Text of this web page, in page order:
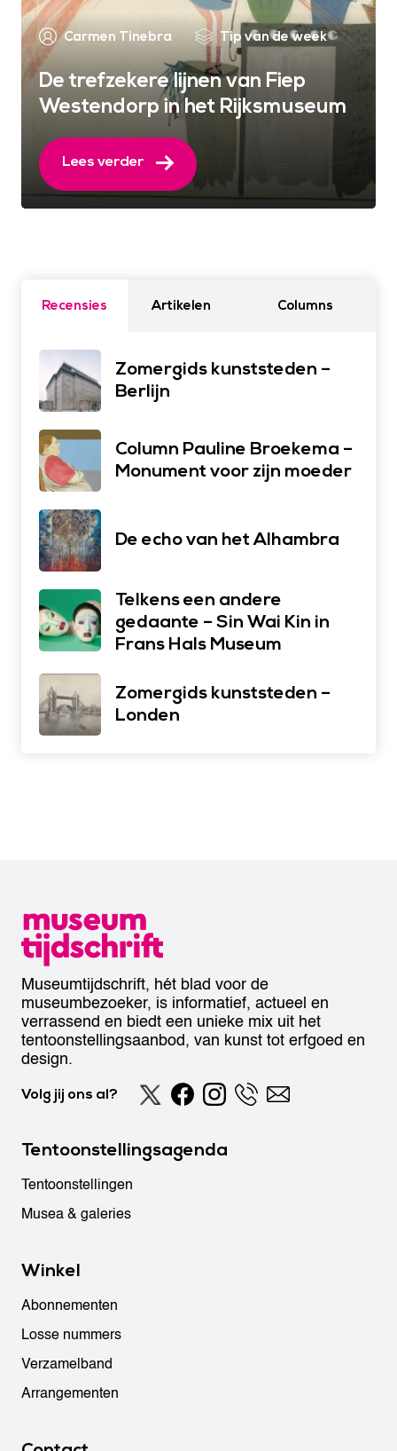
Carmen Tinebra Tip van de week
De trefzekere lijnen van Fiep
Westendorp in het Rijksmuseum
Lees verder
Recensies Artikelen Columns
Zomergids kunststeden –
Berlijn
Column Pauline Broekema –
Monument voor zijn moeder
De echo van het Alhambra
Telkens een andere
gedaante – Sin Wai Kin in
Frans Hals Museum
Zomergids kunststeden –
Londen
Museumtijdschrift, hét blad voor de
museumbezoeker, is informatief, actueel en
verrassend en biedt een unieke mix uit het
tentoonstellingsaanbod, van kunst tot erfgoed en
design.
Volg jij ons al?
Tentoonstellingsagenda
Tentoonstellingen
Musea & galeries
Winkel
Abonnementen
Losse nummers
Verzamelband
Arrangementen